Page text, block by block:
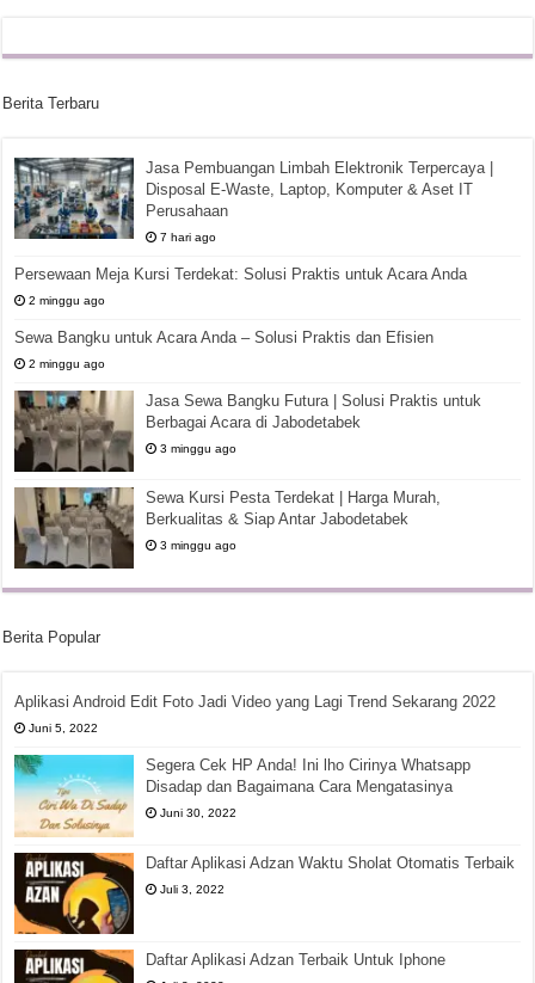
Berita Terbaru
Jasa Pembuangan Limbah Elektronik Terpercaya |
Disposal E-Waste, Laptop, Komputer & Aset IT
Perusahaan
7 hari ago
Persewaan Meja Kursi Terdekat: Solusi Praktis untuk Acara Anda
2 minggu ago
Sewa Bangku untuk Acara Anda – Solusi Praktis dan Efisien
2 minggu ago
Jasa Sewa Bangku Futura | Solusi Praktis untuk
Berbagai Acara di Jabodetabek
3 minggu ago
Sewa Kursi Pesta Terdekat | Harga Murah,
Berkualitas & Siap Antar Jabodetabek
3 minggu ago
Berita Popular
Aplikasi Android Edit Foto Jadi Video yang Lagi Trend Sekarang 2022
Juni 5, 2022
Segera Cek HP Anda! Ini lho Cirinya Whatsapp
Disadap dan Bagaimana Cara Mengatasinya
Juni 30, 2022
Daftar Aplikasi Adzan Waktu Sholat Otomatis Terbaik
Juli 3, 2022
Daftar Aplikasi Adzan Terbaik Untuk Iphone